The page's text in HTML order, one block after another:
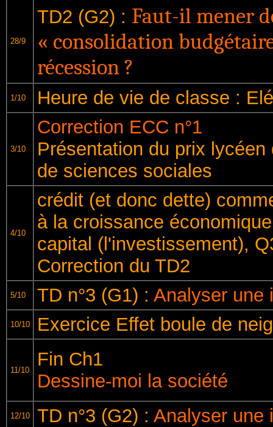
28/9
TD2 (G2) : Faut-il mener
« consolidation
récession ?
1/10 Heure de vie de classe :
3/10
Correction ECC n°1
Présentation du prix
de sciences sociales
4/10
crédit (et donc dette)
à la croissance
capital (l'investissement),
Correction du TD2
5/10 TD n°3 (G1) : Analyser une
10/10 Exercice Effet boule de
11/10
Fin Ch1
Dessine-moi la société
12/10 TD n°3 (G2) : Analyser une